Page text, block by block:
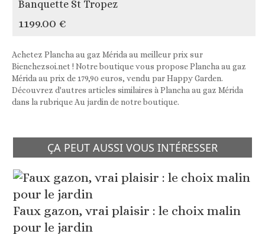
Banquette St Tropez
1199.00 €
Achetez Plancha au gaz Mérida au meilleur prix sur
Bienchezsoi.net ! Notre boutique vous propose Plancha au gaz
Mérida au prix de 179,90 euros, vendu par Happy Garden.
Découvrez d'autres articles similaires à Plancha au gaz Mérida
dans la rubrique Au jardin de notre boutique.
ÇA PEUT AUSSI VOUS INTÉRESSER
Faux gazon, vrai plaisir : le choix malin
pour le jardin